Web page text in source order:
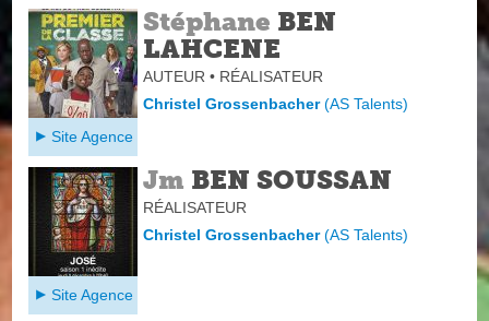
Stéphane BEN
LAHCENE
AUTEUR • RÉALISATEUR
Christel Grossenbacher(AS Talents)
Site Agence
Jm BEN SOUSSAN
RÉALISATEUR
Christel Grossenbacher(AS Talents)
Site Agence